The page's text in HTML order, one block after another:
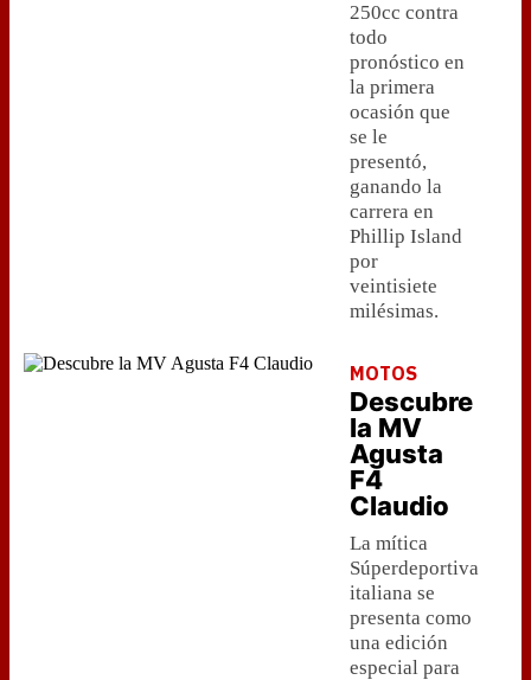
250cc contra
todo
pronóstico en
la primera
ocasión que
se le
presentó,
ganando la
carrera en
Phillip Island
por
veintisiete
milésimas.
MOTOS
Descubre
la MV
Agusta
F4
Claudio
La mítica
Súperdeportiva
italiana se
presenta como
una edición
especial para